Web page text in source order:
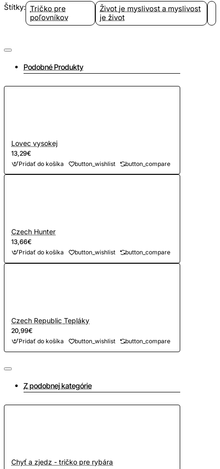
Štítky: Tričko pre
poľovníkov
Život je myslivost a myslivost
je život
Podobné Produkty
Lovec vysokej
13,29€
Pridať do košíka button_wishlist button_compare
Czech Hunter
13,66€
Pridať do košíka button_wishlist button_compare
Czech Republic Tepláky
20,99€
Pridať do košíka button_wishlist button_compare
Z podobnej kategórie
Chyť a zjedz - tričko pre rybára